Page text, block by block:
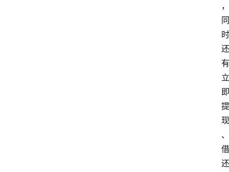
，
同
时
还
有
立
即
提
现
、
借
还